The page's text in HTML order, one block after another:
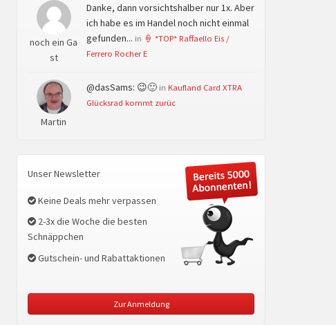
noch ein Ga
st
Danke, dann vorsichtshalber nur 1x. Aber
ich habe es im Handel noch nicht einmal
gefunden... in 🍦 *TOP* Raffaello Eis /
Ferrero Rocher E
Martin
@dasSams: 😉🙂 in Kaufland Card XTRA
Glücksrad kommt zurüc
Unser Newsletter
Keine Deals mehr verpassen
2-3x die Woche die besten
Schnäppchen
Gutschein- und Rabattaktionen
Zur Anmeldung